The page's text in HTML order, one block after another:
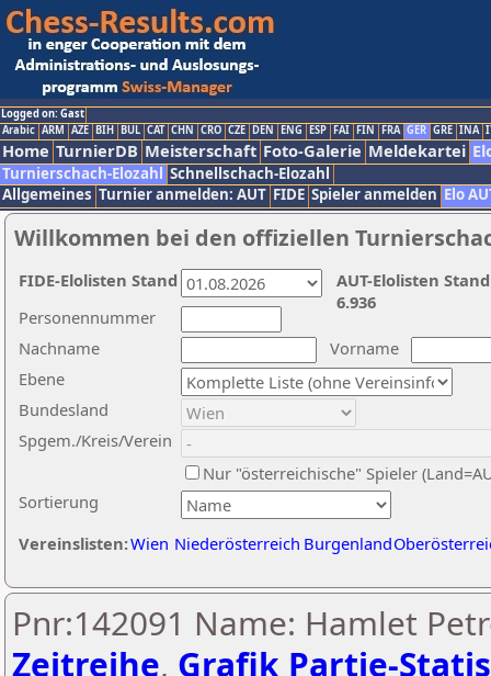
Logged on: Gast
Arabic ARM AZE BIH BUL CAT CHN CRO CZE DEN ENG ESP FAI FIN FRA GER GRE INA
Home TurnierDB Meisterschaft Foto-Galerie Meldekartei
Turnierschach-Elozahl Schnellschach-Elozahl
Allgemeines Turnier anmelden: AUT FIDE Spieler anmelden Elo
Willkommen bei den offiziellen
Nachname
Vorname
Ebene
Sortierung
Personennummer
Bundesland
Spgem./Kreis/Verein
Nur "österreichische" Spieler
Vereinslisten:Wien Niederösterreich Burgenland
AUT-Elolisten
6.936
FIDE-Elolisten Stand
Pnr:142091 Name: Hamlet
Zeitreihe, Grafik Partie-